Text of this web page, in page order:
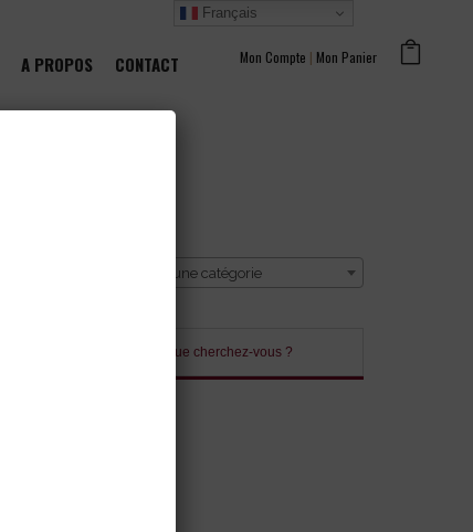
Mon Compte | Mon Panier
A PROPOS CONTACT
Sélectionner une catégorie
Français